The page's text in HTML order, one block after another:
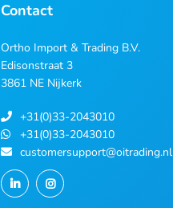
Contact
Ortho Import & Trading B.V.
Edisonstraat 3
3861 NE Nijkerk
+31(0)33-2043010
+31(0)33-2043010
customersupport@oitrading.nl